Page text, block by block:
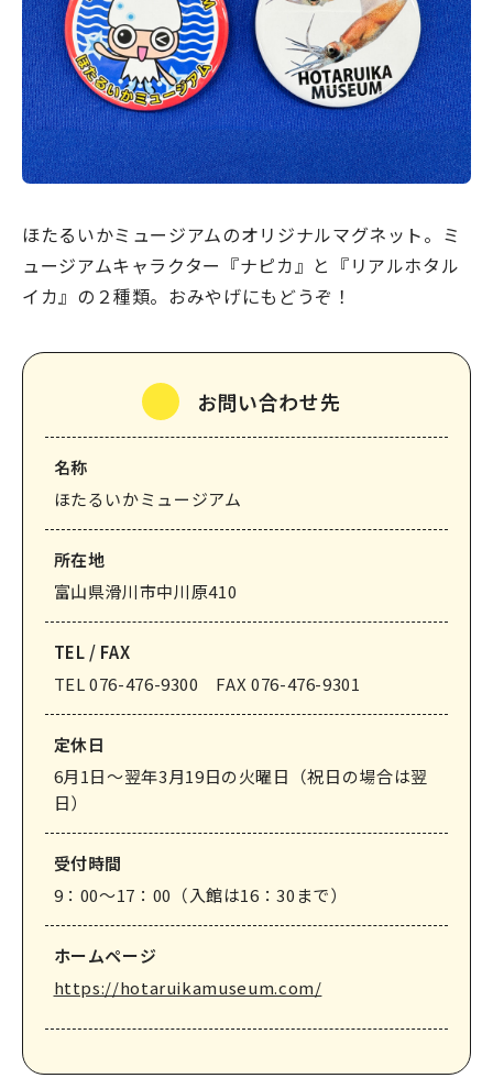
宿場町を歩こう！なめり
かわ宿場回廊
HOME
なめりかワット？
滑川ってどんなところ？
写真で見るなめりかわ
なめりかわ"達人"名鑑
デジタルパンフレット
アクセス
会員入会案内
会員紹介
お問い合わせ
滑川市観光協会について
サイトマップ このサイトについて
ほたるいかミュージアムのオリジナルマグネット。ミ
ュージアムキャラクター『ナピカ』と『リアルホタル
イカ』の２種類。おみやげにもどうぞ！
お問い合わせ先
名称
ほたるいかミュージアム
所在地
富山県滑川市中川原410
TEL / FAX
TEL 076-476-9300 FAX 076-476-9301
定休⽇
6月1日〜翌年3月19日の火曜日（祝日の場合は翌
日）
受付時間
9：00〜17：00（入館は16：30まで）
ホームページ
https://hotaruikamuseum.com/